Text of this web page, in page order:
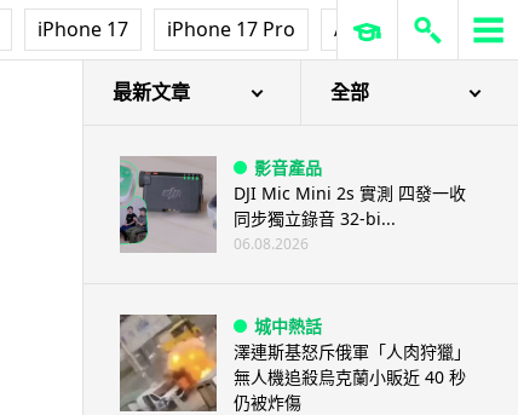
iPhone 17 iPhone 17 Pro AirPods Pro 3
最新文章 全部
影音產品
DJI Mic Mini 2s 實測 四發一收
同步獨立錄音 32-bi...
06.08.2026
城中熱話
澤連斯基怒斥俄軍「人肉狩獵」
無人機追殺烏克蘭小販近 40 秒
仍被炸傷